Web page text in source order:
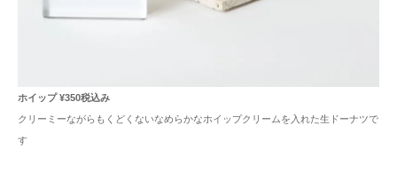
ホイップ ¥350税込み
クリーミーながらもくどくないなめらかなホイップクリームを入れた生ドーナツで
す